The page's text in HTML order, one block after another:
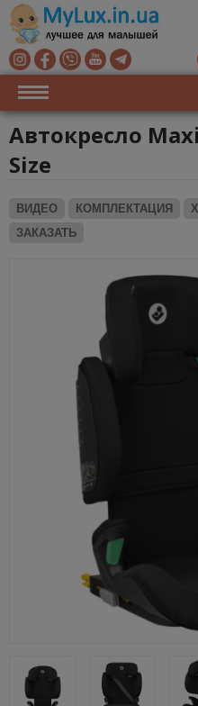
Автокресло
Size
ВИДЕО КОМПЛЕКТАЦИЯ
ЗАКАЗАТЬ